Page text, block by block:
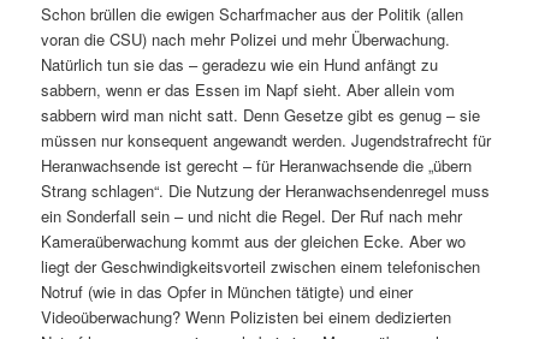
Schon brüllen die ewigen Scharfmacher aus der Politik (allen
voran die CSU) nach mehr Polizei und mehr Überwachung.
Natürlich tun sie das – geradezu wie ein Hund anfängt zu
sabbern, wenn er das Essen im Napf sieht. Aber allein vom
sabbern wird man nicht satt. Denn Gesetze gibt es genug – sie
müssen nur konsequent angewandt werden. Jugendstrafrecht für
Heranwachsende ist gerecht – für Heranwachsende die „übern
Strang schlagen“. Die Nutzung der Heranwachsendenregel muss
ein Sonderfall sein – und nicht die Regel. Der Ruf nach mehr
Kameraüberwachung kommt aus der gleichen Ecke. Aber wo
liegt der Geschwindigkeitsvorteil zwischen einem telefonischen
Notruf (wie in das Opfer in München tätigte) und einer
Videoüberwachung? Wenn Polizisten bei einem dedizierten